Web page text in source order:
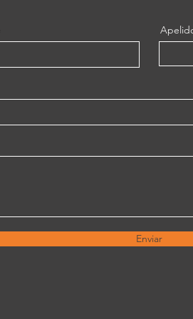
Enviar